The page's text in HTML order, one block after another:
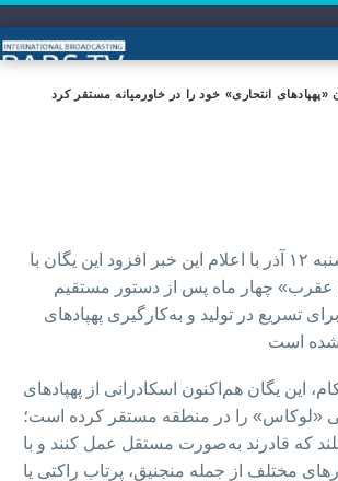
«پهپادهای انتحاری» خود را در خاورمیانه مستقر کرد
سنتکام روز چهارشنبه ۱۲ آذر با اعلام این خبر افزود این یگان با
چهار ماه پس از دستور مستقیم
تسریع در تولید و به‌کارگیری پهپادهای
این یگان هم‌اکنون اسکادرانی از پهپادهای
«لوکاس» را در منطقه مستقر کرده است؛
بلند که قادرند به‌صورت مستقل عمل کنند و با
مختلف از جمله منجنیق، پرتاب راکتی یا